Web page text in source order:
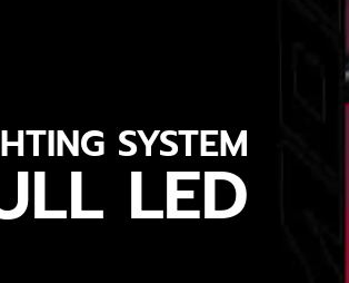
SYSTEM
LED